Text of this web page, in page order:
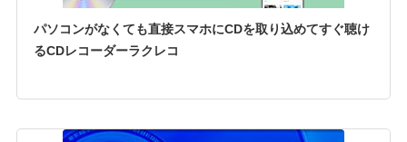
パソコンがなくても直接スマホにCDを取り込めてすぐ聴け
るCDレコーダーラクレコ